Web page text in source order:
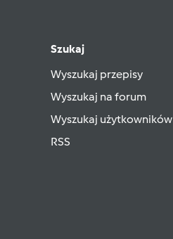
Szukaj
Wyszukaj przepisy
Wyszukaj na forum
Wyszukaj użytkowników
RSS